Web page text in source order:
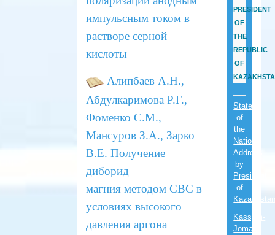
импульсным током в
растворе серной
кислоты
Алипбаев А.Н.,
Абдулкаримова Р.Г.,
Фоменко С.М.,
Мансуров З.А., Зарко
В.Е. Получение
диборид
магния методом СВС в
условиях высокого
давления аргона
PRESIDENT
OF
THE
REPUBLIC
OF
State
of
the
Nation
Address
by
President
of
Kassym-
Jomart